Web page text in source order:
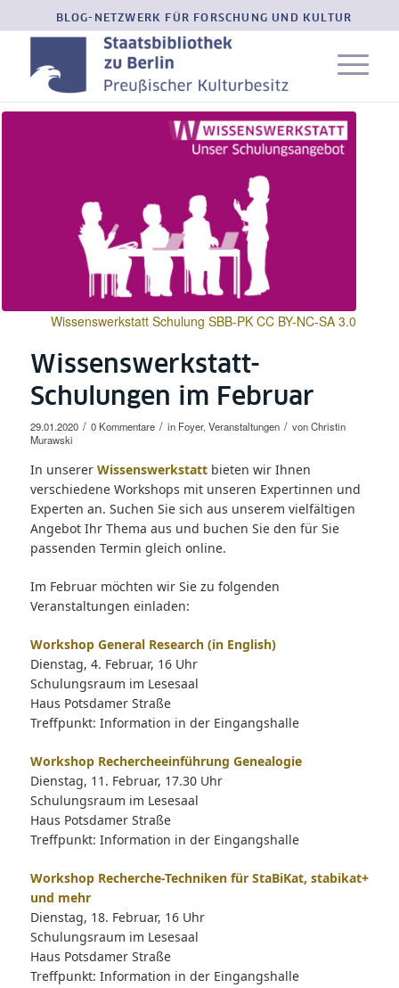
BLOG-NETZWERK FÜR FORSCHUNG UND KULTUR
Wissenswerkstatt Schulung SBB-PK CC BY-NC-SA 3.0
Wissenswerkstatt-
Schulungen im Februar
29.01.2020 / 0 Kommentare / in Foyer, Veranstaltungen / vonChristin
Murawski
In unserer Wissenswerkstattbieten wir Ihnen
verschiedene Workshops mit unseren Expertinnen und
Experten an. Suchen Sie sich aus unserem vielfältigen
Angebot Ihr Thema aus und buchen Sie den für Sie
passenden Termin gleich online.
Im Februar möchten wir Sie zu folgenden
Veranstaltungen einladen:
Workshop General Research (in English)
Dienstag, 4. Februar, 16 Uhr
Schulungsraum im Lesesaal
Haus Potsdamer Straße
Treffpunkt: Information in der Eingangshalle
Workshop Rechercheeinführung Genealogie
Dienstag, 11. Februar, 17.30 Uhr
Schulungsraum im Lesesaal
Haus Potsdamer Straße
Treffpunkt: Information in der Eingangshalle
Workshop Recherche-Techniken für StaBiKat, stabikat+
und mehr
Dienstag, 18. Februar, 16 Uhr
Schulungsraum im Lesesaal
Haus Potsdamer Straße
Treffpunkt: Information in der Eingangshalle